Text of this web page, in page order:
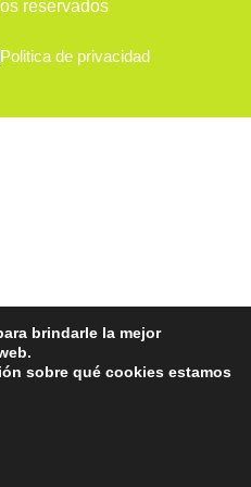
reservados
Politica de privacidad
brindarle la mejor
sobre qué cookies estamos